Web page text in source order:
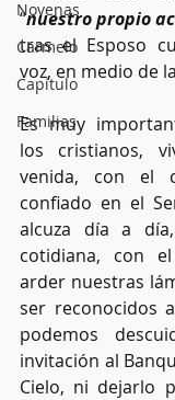
Novenas
Carmelo
Capítulo
Familias
“nuestro propio
tras el Esposo
voz, en medio de
Es muy
los cristianos,
venida, con el
confiado en el
alcuza día a
cotidiana, con
arder nuestras
ser reconocidos
podemos
invitación al
Cielo, ni dejarlo